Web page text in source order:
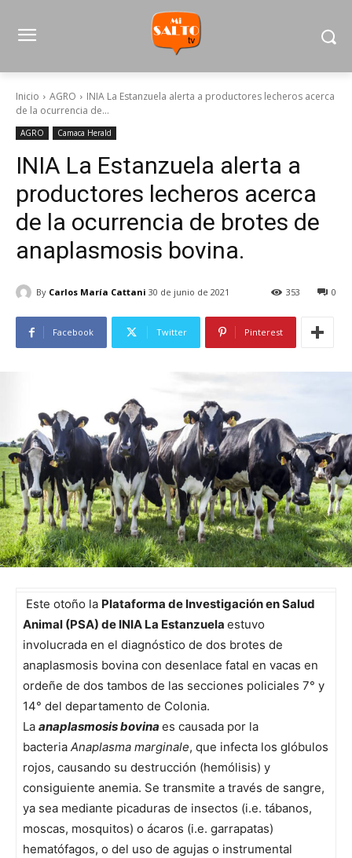
Inicio AGRO
INIA La Estanzuela alerta a productores lecheros acerca
de la ocurrencia de...
AGRO Camaca Herald
INIA La Estanzuela alerta a
productores lecheros acerca
de la ocurrencia de brotes de
anaplasmosis bovina.
By Carlos María Cattani 30 de junio de 2021 0
353
Facebook Twitter Pinterest
Este otoño la Plataforma de Investigación en Salud
Animal (PSA) de INIA La Estanzuela estuvo
involucrada en el diagnóstico de dos brotes de
anaplasmosis bovina con desenlace fatal en vacas en
ordeñe de dos tambos de las secciones policiales 7° y
14° del departamento de Colonia.
La anaplasmosis bovina es causada por la
bacteria Anaplasma marginale, que infecta los glóbulos
rojos, causando su destrucción (hemólisis) y
consiguiente anemia. Se transmite a través de sangre,
ya sea mediante picaduras de insectos (i.e. tábanos,
moscas, mosquitos) o ácaros (i.e. garrapatas)
hematófagos, o del uso de agujas o instrumental